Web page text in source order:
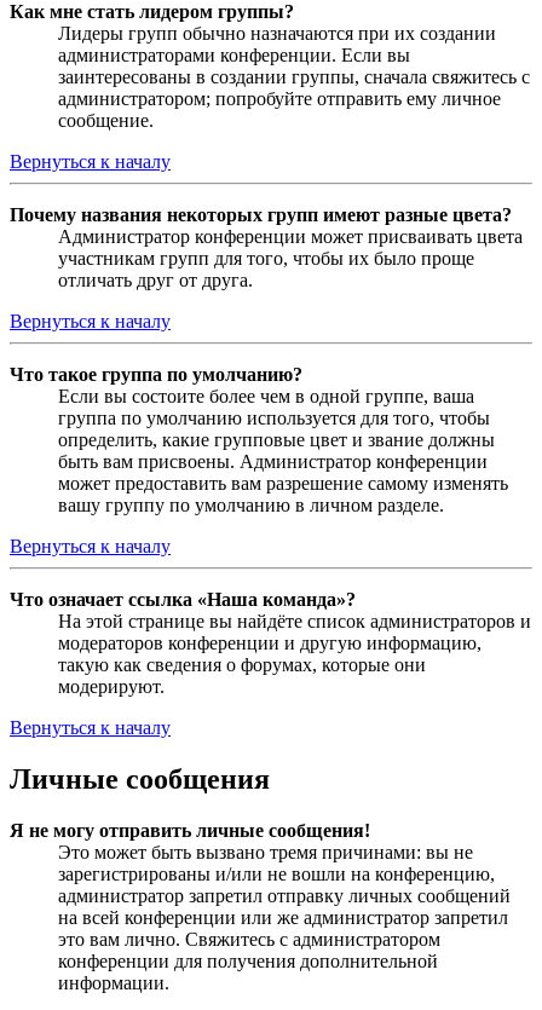
Как мне стать лидером группы?
Лидеры групп обычно назначаются при их создании
администраторами конференции. Если вы
заинтересованы в создании группы, сначала свяжитесь с
администратором; попробуйте отправить ему личное
сообщение.
Вернуться к началу
Почему названия некоторых групп имеют разные цвета?
Администратор конференции может присваивать цвета
участникам групп для того, чтобы их было проще
отличать друг от друга.
Вернуться к началу
Что такое группа по умолчанию?
Если вы состоите более чем в одной группе, ваша
группа по умолчанию используется для того, чтобы
определить, какие групповые цвет и звание должны
быть вам присвоены. Администратор конференции
может предоставить вам разрешение самому изменять
вашу группу по умолчанию в личном разделе.
Вернуться к началу
Что означает ссылка «Наша команда»?
На этой странице вы найдёте список администраторов и
модераторов конференции и другую информацию,
такую как сведения о форумах, которые они
модерируют.
Вернуться к началу
Личные сообщения
Я не могу отправить личные сообщения!
Это может быть вызвано тремя причинами: вы не
зарегистрированы и/или не вошли на конференцию,
администратор запретил отправку личных сообщений
на всей конференции или же администратор запретил
это вам лично. Свяжитесь с администратором
конференции для получения дополнительной
информации.